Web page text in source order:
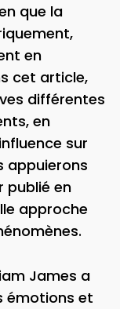
que la
en
cet article,
différentes
en
sur
appuierons
publié en
approche
James a
émotions et